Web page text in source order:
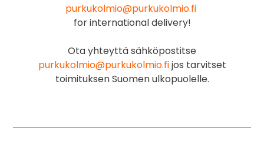
purkukolmio@purkukolmio.fi
for international delivery!
Ota yhteyttä sähköpostitse
purkukolmio@purkukolmio.fijos tarvitset
toimituksen Suomen ulkopuolelle.